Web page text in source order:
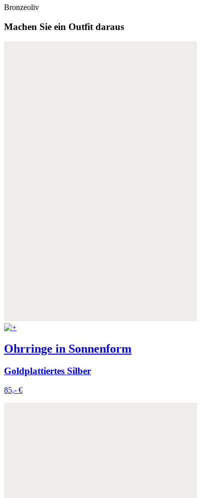
Bronzeoliv
Machen Sie ein Outfit daraus
Ohrringe in Sonnenform
Goldplattiertes Silber
85,- €